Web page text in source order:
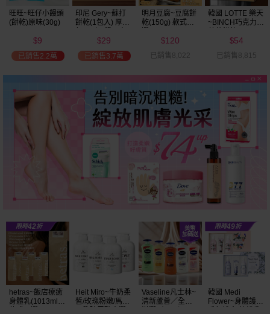
明月豆腐~豆腐餅
乾(150g) 款式可
120
已銷售8,022
韓國 LOTTE 樂天
~BINCH巧克力／
款式可選
$54
已銷售8,815
韓國 好麗友~ 好
多魚餅乾(30g) 款
$20
已銷售2.7萬
韓國 海太~ 辣炒
年糕餅乾(103g)
$39
已銷售9.7萬
Vaseline凡士林~
清新蘆薈／全效
韓國 Medi
Flower~身體護理
BALO~山羊奶全
身活膚保濕／玻
NIVEA妮維雅~亮
白極致嫩膚乳液